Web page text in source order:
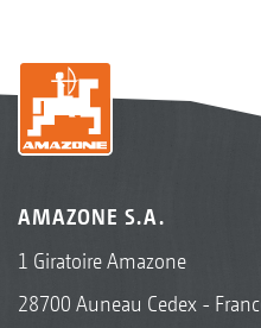
AMAZONE S.A.
1 Giratoire Amazone
28700 Auneau Cedex -